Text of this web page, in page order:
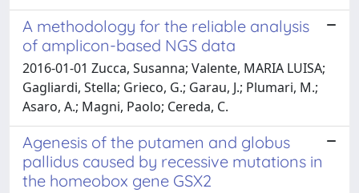
A methodology for the reliable analysis
of amplicon-based NGS data
2016-01-01 Zucca, Susanna; Valente, MARIA LUISA;
Gagliardi, Stella; Grieco, G.; Garau, J.; Plumari, M.;
Asaro, A.; Magni, Paolo; Cereda, C.
Agenesis of the putamen and globus
pallidus caused by recessive mutations in
the homeobox gene GSX2